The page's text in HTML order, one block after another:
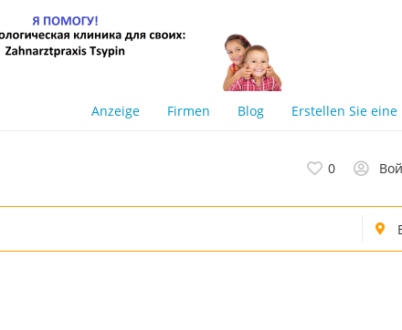
Anzeige Firmen Blog Erstellen Sie
0